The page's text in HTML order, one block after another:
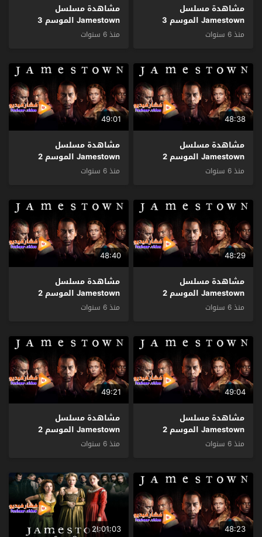
مشاهدة مسلسل
Jamestown الموسم 3
الحلقة 2 مترجم
منذ 6 سنوات
مشاهدة مسلسل
Jamestown الموسم 3
الحلقة 1 مترجم
منذ 6 سنوات
48:38
مشاهدة مسلسل
Jamestown الموسم 2
الحلقة 7 مترجم
منذ 6 سنوات
49:01
مشاهدة مسلسل
Jamestown الموسم 2
الحلقة 6 مترجم
منذ 6 سنوات
48:29
مشاهدة مسلسل
Jamestown الموسم 2
الحلقة 5 مترجم
منذ 6 سنوات
48:40
مشاهدة مسلسل
Jamestown الموسم 2
الحلقة 4 مترجم
منذ 6 سنوات
49:04
مشاهدة مسلسل
Jamestown الموسم 2
الحلقة 3 مترجم
منذ 6 سنوات
49:21
مشاهدة مسلسل
Jamestown الموسم 2
الحلقة 2 مترجم
منذ 6 سنوات
48:23
01:03:!2